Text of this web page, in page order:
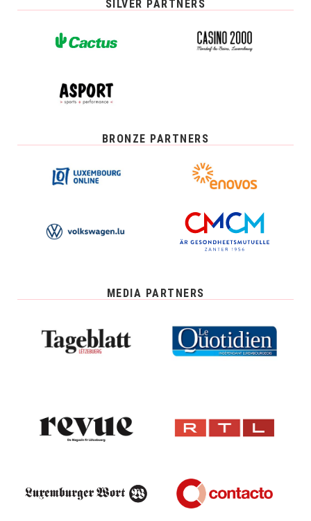
SILVER PARTNERS
BRONZE PARTNERS
MEDIA PARTNERS